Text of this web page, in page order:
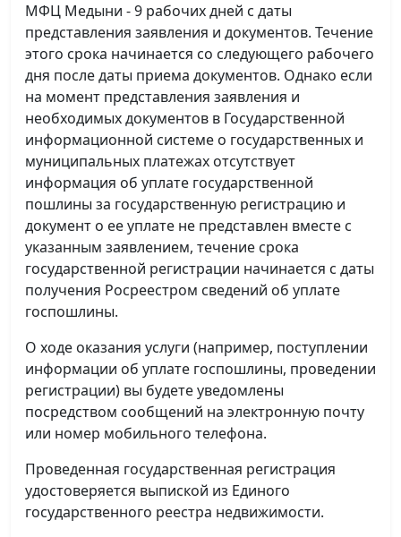
МФЦ Медыни - 9 рабочих дней с даты
представления заявления и документов. Течение
этого срока начинается со следующего рабочего
дня после даты приема документов. Однако если
на момент представления заявления и
необходимых документов в Государственной
информационной системе о государственных и
муниципальных платежах отсутствует
информация об уплате государственной
пошлины за государственную регистрацию и
документ о ее уплате не представлен вместе с
указанным заявлением, течение срока
государственной регистрации начинается с даты
получения Росреестром сведений об уплате
госпошлины.
О ходе оказания услуги (например, поступлении
информации об уплате госпошлины, проведении
регистрации) вы будете уведомлены
посредством сообщений на электронную почту
или номер мобильного телефона.
Проведенная государственная регистрация
удостоверяется выпиской из Единого
государственного реестра недвижимости.